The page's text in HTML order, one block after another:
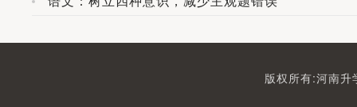
版权所有:河南